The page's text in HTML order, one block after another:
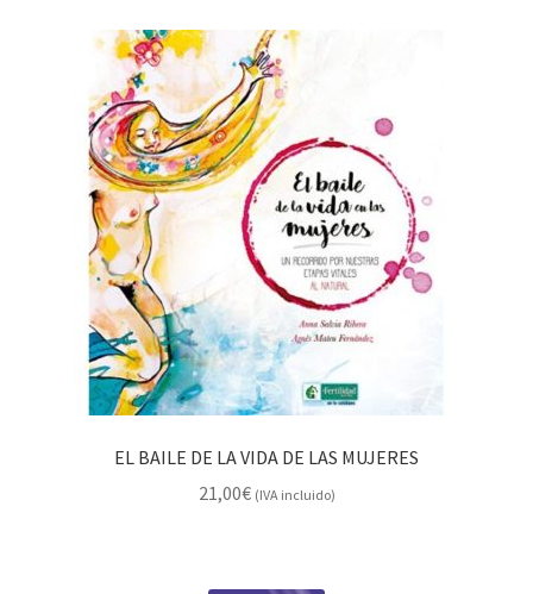
EL BAILE DE LA VIDA DE LAS MUJERES
21,00€ (IVA incluido)